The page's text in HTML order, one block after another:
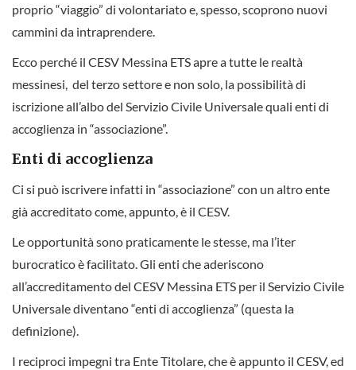
proprio “viaggio” di volontariato e, spesso, scoprono nuovi
cammini da intraprendere.
Ecco perché il CESV Messina ETS apre a tutte le realtà
messinesi, del terzo settore e non solo, la possibilità di
iscrizione all’albo del Servizio Civile Universale quali enti di
accoglienza in “associazione”.
Enti di accoglienza
Ci si può iscrivere infatti in “associazione” con un altro ente
già accreditato come, appunto, è il CESV.
Le opportunità sono praticamente le stesse, ma l’iter
burocratico è facilitato. Gli enti che aderiscono
all’accreditamento del CESV Messina ETS per il Servizio Civile
Universale diventano “enti di accoglienza” (questa la
definizione).
I reciproci impegni tra Ente Titolare, che è appunto il CESV, ed